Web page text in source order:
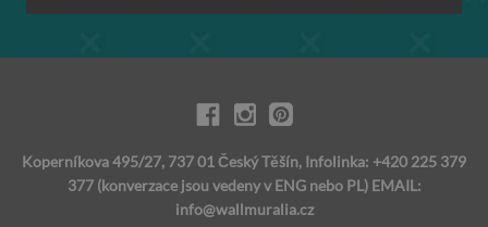
Koperníkova 495/27, 737 01 Český Těšín, Infolinka: +420 225 379
377 (konverzace jsou vedeny v ENG nebo PL) EMAIL:
info@wallmuralia.cz